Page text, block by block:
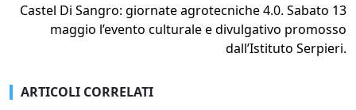
Castel Di Sangro: giornate agrotecniche 4.0. Sabato 13
maggio l’evento culturale e divulgativo promosso
dall’Istituto Serpieri.
ARTICOLI CORRELATI